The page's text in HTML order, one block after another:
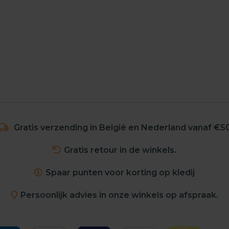
Gratis verzending in België en Nederland vanaf
Gratis retour in de winkels.
Spaar punten voor korting op kledij
Persoonlijk advies in onze winkels op afspraak.